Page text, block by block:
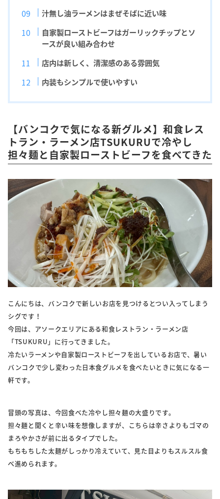
汁無し油ラーメンはまぜそばに近い味
自家製ローストビーフはガーリックチップとソ
ースが良い組み合わせ
店内は新しく、清潔感のある雰囲気
内装もシンプルで使いやすい
【バンコクで気になる新グルメ】和食レス
トラン・ラーメン店TSUKURUで冷やし
担々麺と自家製ローストビーフを食べてきた
こんにちは、バンコクで新しいお店を見つけるとつい入ってしまう
シグです！
今回は、アソークエリアにある和食レストラン・ラーメン店
「TSUKURU」に行ってきました。
冷たいラーメンや自家製ローストビーフを出しているお店で、暑い
バンコクで少し変わった日本食グルメを食べたいときに気になる一
軒です。
冒頭の写真は、今回食べた冷やし担々麺の大盛りです。
担々麺と聞くと辛い味を想像しますが、こちらは辛さよりもゴマの
まろやかさが前に出るタイプでした。
もちもちした太麺がしっかり冷えていて、見た目よりもスルスル食
べ進められます。